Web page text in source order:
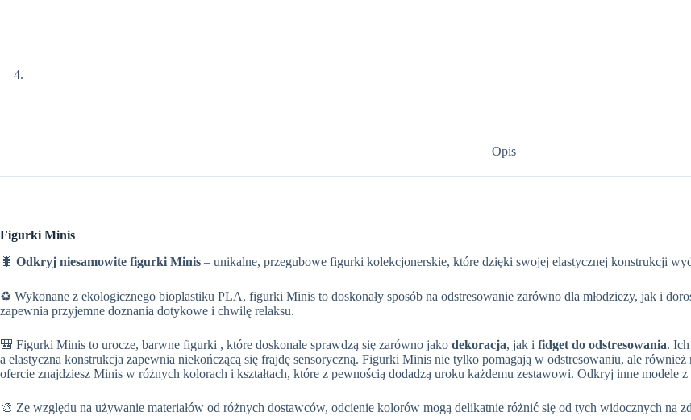
Opis
Figurki Minis
🐛 Odkryj niesamowite figurki Minis – unikalne, przegubowe figurki kolekcjonerskie, które dzięki swojej elastycznej konstrukcji
♻️ Wykonane z ekologicznego bioplastiku PLA, figurki Minis to doskonały sposób na odstresowanie zarówno dla młodzieży, jak i
zapewnia przyjemne doznania dotykowe i chwilę relaksu.
🎒 Figurki Minis to urocze, barwne figurki , które doskonale sprawdzą się zarówno jako dekoracja, jak i fidget do odstresowania.
a elastyczna konstrukcja zapewnia niekończącą się frajdę sensoryczną. Figurki Minis nie tylko pomagają w odstresowaniu, ale
ofercie znajdziesz Minis w różnych kolorach i kształtach, które z pewnością dodadzą uroku każdemu zestawowi. Odkryj inne
🎨 Ze względu na używanie materiałów od różnych dostawców, odcienie kolorów mogą delikatnie różnić się od tych widocznych na